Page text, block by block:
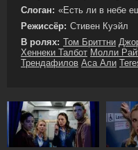
Слоган: «Есть ли в небе
Режиссёр: Стивен Куэйл
В ролях: Том Бриттни
Хеннеки Талбот Молли
Трендафилов Аса Али